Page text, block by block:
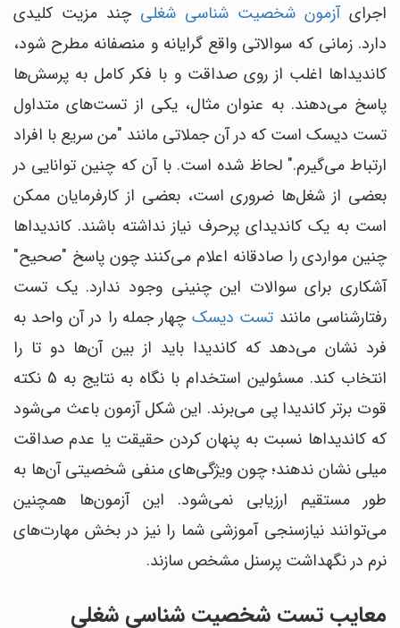
اجرایآزمون شخصیت شناسی شغلی چند مزیت کلیدی
دارد. زمانی که سوالاتی واقع گرایانه و منصفانه مطرح شود،
کاندیداها اغلب از روی صداقت و با فکر کامل به پرسش‌ها
پاسخ می‌دهند. به عنوان مثال، یکی از تست‌های متداول
تست دیسک است که در آن جملاتی مانند "من سریع با افراد
ارتباط می‌گیرم." لحاظ شده است. با آن که چنین توانایی در
بعضی از شغل‌ها ضروری است، بعضی از کارفرمایان ممکن
است به یک کاندیدای پرحرف نیاز نداشته باشند. کاندیداها
چنین مواردی را صادقانه اعلام می‌کنند چون پاسخ "صحیح"
آشکاری برای سوالات این چنینی وجود ندارد. یک تست
رفتارشناسی مانند تست دیسکچهار جمله را در آن واحد به
فرد نشان می‌دهد که کاندیدا باید از بین آن‌ها دو تا را
انتخاب کند. مسئولین استخدام با نگاه به نتایج به 5 نکته
قوت برتر کاندیدا پی می‌برند. این شکل آزمون باعث می‌شود
که کاندیداها نسبت به پنهان کردن حقیقت یا عدم صداقت
میلی نشان ندهند؛ چون ویژگی‌های منفی شخصیتی آن‌ها به
طور مستقیم ارزیابی نمی‌شود. این آزمون‌ها همچنین
می‌توانند نیازسنجی آموزشی شما را نیز در بخش مهارت‌های
نرم در نگهداشت پرسنل مشخص سازند.
معایب تست شخصیت شناسی شغلی